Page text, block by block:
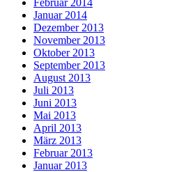
Februar 2014
Januar 2014
Dezember 2013
November 2013
Oktober 2013
September 2013
August 2013
Juli 2013
Juni 2013
Mai 2013
April 2013
März 2013
Februar 2013
Januar 2013